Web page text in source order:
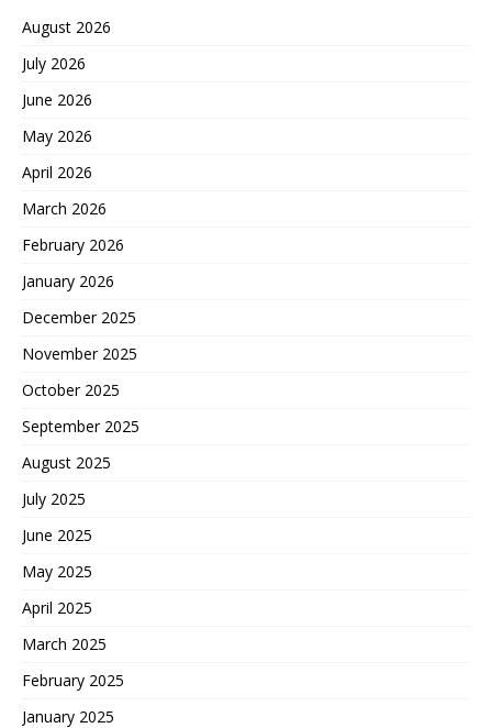
August 2026
July 2026
June 2026
May 2026
April 2026
March 2026
February 2026
January 2026
December 2025
November 2025
October 2025
September 2025
August 2025
July 2025
June 2025
May 2025
April 2025
March 2025
February 2025
January 2025